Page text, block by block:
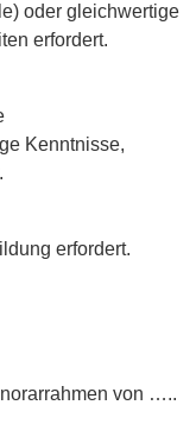
oder gleichwertige
erfordert.
Kenntnisse,
erfordert.
von …..